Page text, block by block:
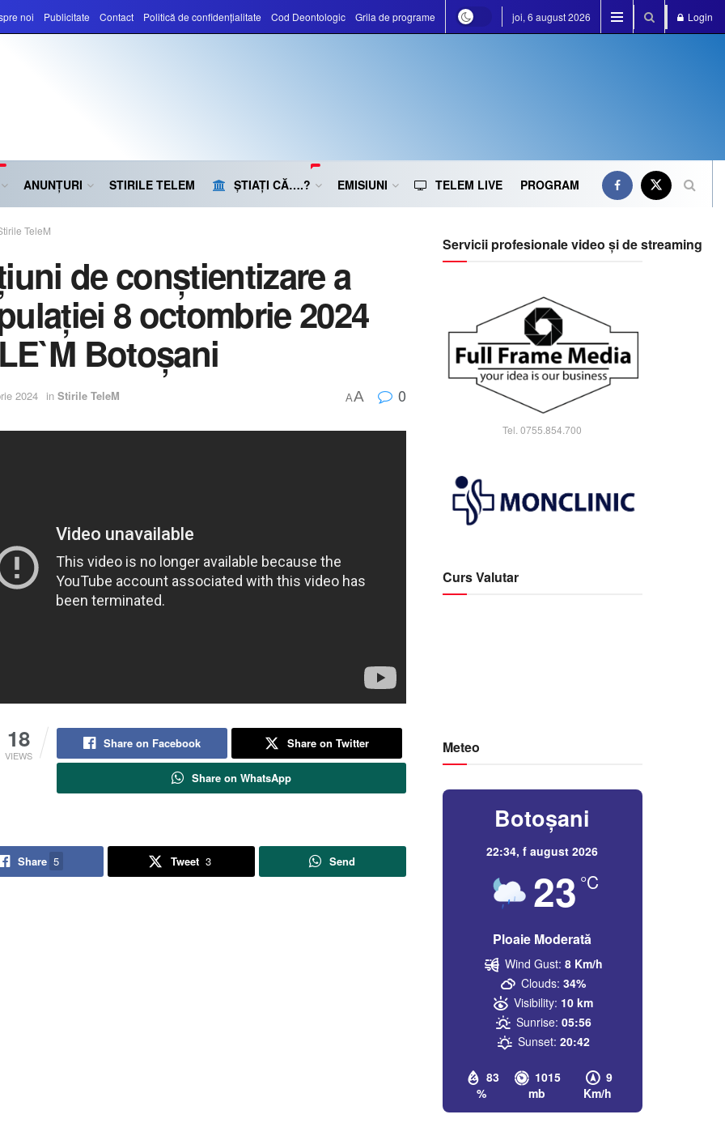
noi Publicitate Contact Politică de confidențialitate Cod Deontologic Grila de programe joi, 6 august 2026 Login
ANUNȚURI STIRILE TELEM ȘTIAȚI CĂ….? EMISIUNI TELEM LIVE PROGRAM
TeleM
de conștientizare a
8 octombrie 2024
Botoșani
2024 in Stirile TeleM AA 0
18
VIEWS
Share on Facebook Share on Twitter
Share on WhatsApp
Share 5 Tweet 3 Send
Servicii profesionale video și de streaming
Tel. 0755.854.700
Curs Valutar
Meteo
Botoșani
22:34,f august 2026
23 °C
Ploaie Moderată
83
%
1015
mb
9
Km/h
Wind Gust: 8 Km/h
Clouds: 34%
Visibility: 10 km
Sunrise: 05:56
Sunset: 20:42